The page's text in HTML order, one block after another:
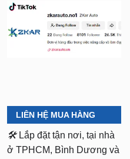
LIÊN HỆ MUA HÀNG
🛠️ Lắp đặt tận nơi, tại nhà
ở TPHCM, Bình Dương và